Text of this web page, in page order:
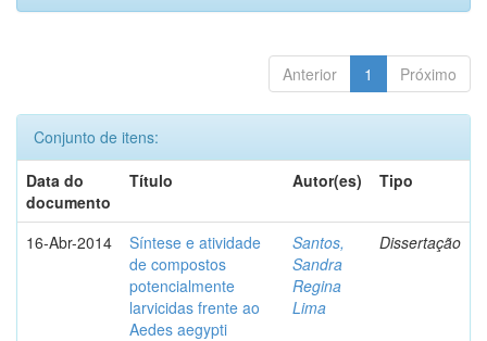
Anterior 1 Próximo
Conjunto de itens:
Data do
documento
Título Autor(es) Tipo
16-Abr-2014
Síntese e atividade
de compostos
potencialmente
larvicidas frente ao
Aedes aegypti
Santos,
Sandra
Regina
Lima
Dissertação